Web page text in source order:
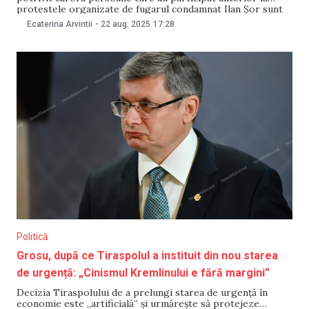
protestele organizate de fugarul condamnat Ilan Șor sunt
constrânse și intimidate să iasă din nou în stradă. Oamenii
legii susțin că mai mulți cetățeni primesc mesaje audio și
Ecaterina Arvintii - 22 aug. 2025 17:28
Politică
Grosu, după ce Tiraspolul a instituit din nou starea
de urgență: „Cinismul Kremlinului e fără margini”
Decizia Tiraspolului de a prelungi starea de urgență în
economie este „artificială” și urmărește să protejeze